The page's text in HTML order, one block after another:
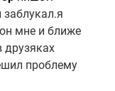
заблукал.я
мне и ближе
друзяках
проблему